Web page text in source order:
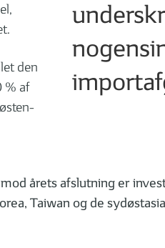
den
% af
årets afslutning er
Taiwan og de